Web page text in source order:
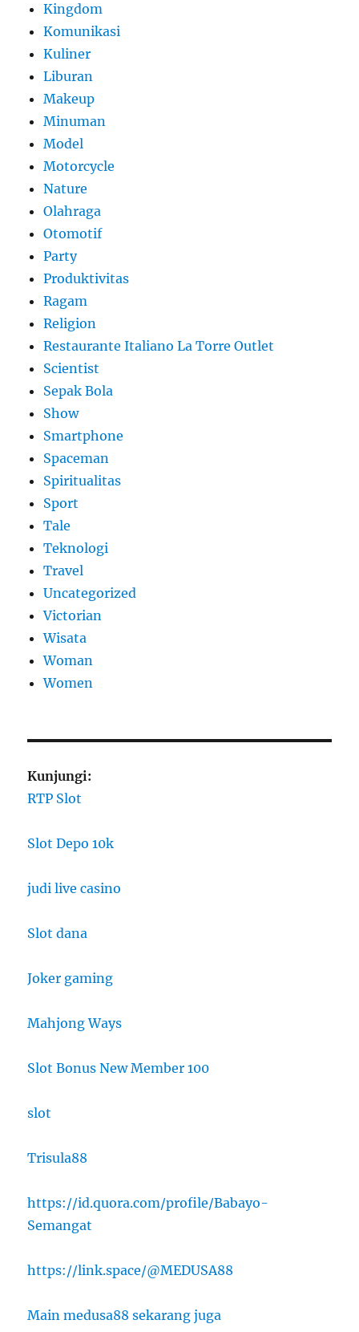
Kingdom
Komunikasi
Kuliner
Liburan
Makeup
Minuman
Model
Motorcycle
Nature
Olahraga
Otomotif
Party
Produktivitas
Ragam
Religion
Restaurante Italiano La Torre Outlet
Scientist
Sepak Bola
Show
Smartphone
Spaceman
Spiritualitas
Sport
Tale
Teknologi
Travel
Uncategorized
Victorian
Wisata
Woman
Women
Kunjungi:
RTP Slot
Slot Depo 10k
judi live casino
Slot dana
Joker gaming
Mahjong Ways
Slot Bonus New Member 100
slot
Trisula88
https://id.quora.com/profile/Babayo-
Semangat
https://link.space/@MEDUSA88
Main medusa88 sekarang juga